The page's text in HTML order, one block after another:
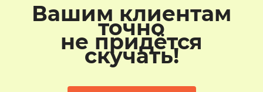
Вашим клиентам
точно
не придётся
скучать!